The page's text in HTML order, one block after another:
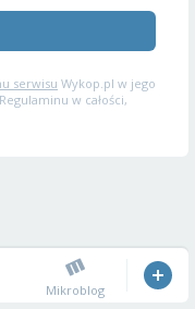
serwisu Wykop.pl w jego
w całości,
Mikroblog